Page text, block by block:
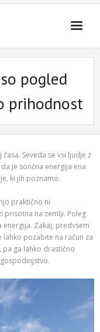
pogled
prihodnost
Seveda se vsi ljudje z
je sončna energija ena
ki jih poznamo.
praktično ni
prisotna na zemlji. Poleg
Zakaj, predvsem
pozabite na račun za
pa ga lahko drastično